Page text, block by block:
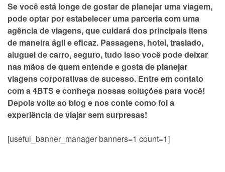
Se você está longe de gostar de planejar uma viagem,
pode optar por estabelecer uma parceria com uma
agência de viagens, que cuidará dos principais itens
de maneira ágil e eficaz. Passagens, hotel, traslado,
aluguel de carro, seguro, tudo isso você pode deixar
nas mãos de quem entende e gosta de planejar
viagens corporativas de sucesso. Entre em contato
com a 4BTS e conheça nossas soluções para você!
Depois volte ao blog e nos conte como foi a
experiência de viajar sem surpresas!
[useful_banner_manager banners=1 count=1]